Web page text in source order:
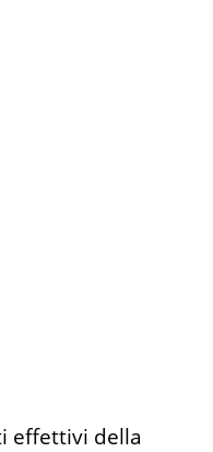
effettivi della